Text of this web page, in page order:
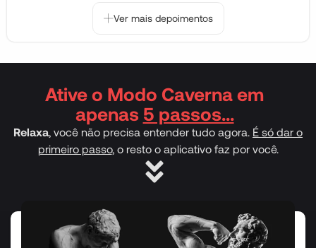
Ver mais depoimentos
Ative o Modo Caverna em
apenas 5 passos...
Relaxa, você não precisa entender tudo agora. É só dar o
primeiro passo, o resto o aplicativo faz por você.